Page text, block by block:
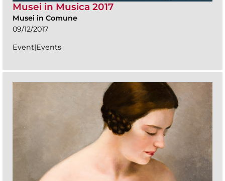
Musei in Musica 2017
Musei in Comune
09/12/2017
Event|Events